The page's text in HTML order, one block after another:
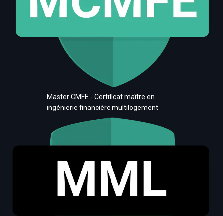
Master CMFE - Certificat maître en
ingénierie financière multilogement